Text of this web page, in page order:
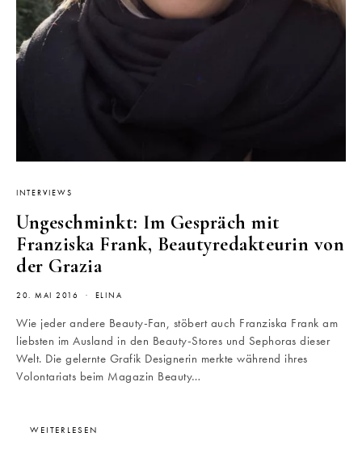
INTERVIEWS
Ungeschminkt: Im Gespräch mit
Franziska Frank, Beautyredakteurin von
der Grazia
20. MAI 2016 ELINA
Wie jeder andere Beauty-Fan, stöbert auch Franziska Frank am
liebsten im Ausland in den Beauty-Stores und Sephoras dieser
Welt. Die gelernte Grafik Designerin merkte während ihres
Volontariats beim Magazin Beauty…
WEITERLESEN